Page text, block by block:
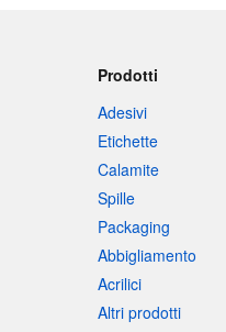
Prodotti
Adesivi
Etichette
Calamite
Spille
Packaging
Abbigliamento
Acrilici
Altri prodotti